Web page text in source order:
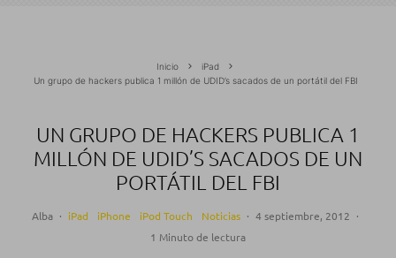
Inicio
iPad
Un grupo de hackers publica 1 millón de UDID’s sacados de un portátil del FBI
UN GRUPO DE HACKERS PUBLICA 1
MILLÓN DE UDID’S SACADOS DE UN
PORTÁTIL DEL FBI
Alba · iPad iPhone iPod Touch Noticias · 4 septiembre, 2012 ·
1 Minuto de lectura